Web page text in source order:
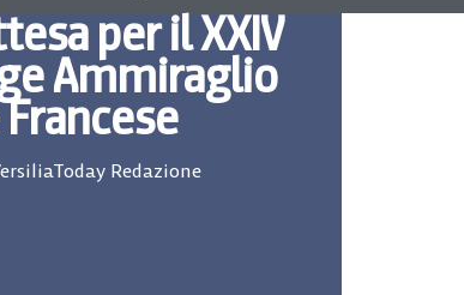
per il XXIV
Ammiraglio
Redazione